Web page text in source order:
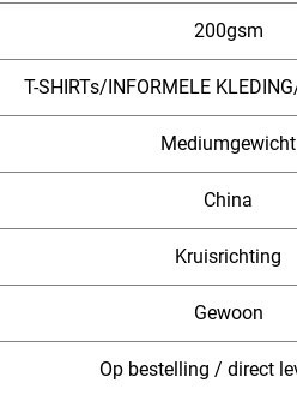
200gsm
T-SHIRTs/INFORMELE
Mediumgewicht
China
Kruisrichting
Gewoon
Op bestelling / direct